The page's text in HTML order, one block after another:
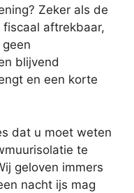
Zeker als de
aftrekbaar,
blijvend
en een korte
dat u moet weten
te
geloven immers
nacht ijs mag